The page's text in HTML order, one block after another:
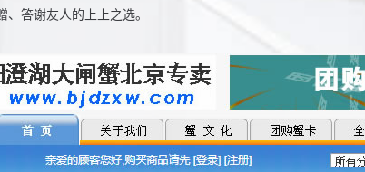
答谢友人的上上之选。